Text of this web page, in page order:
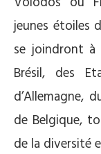
jeunes étoiles
se joindront à
Brésil, des
d’Allemagne,
de Belgique,
de la diversité